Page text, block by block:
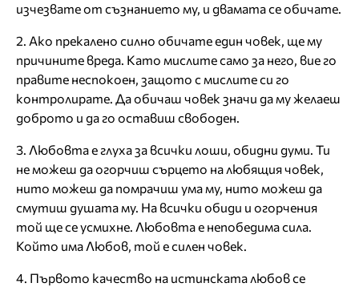
изчезвате от съзнанието му, и двамата се обичате.
2. Ако прекалено силно обичате един човек, ще му
причините вреда. Като мислите само за него, вие го
правите неспокоен, защото с мислите си го
контролирате. Да обичаш човек значи да му желаеш
доброто и да го оставиш свободен.
3. Любовта е глуха за всички лоши, обидни думи. Ти
не можеш да огорчиш сърцето на любящия човек,
нито можеш да помрачиш ума му, нито можеш да
смутиш душата му. На всички обиди и огорчения
той ще се усмихне. Любовта е непобедима сила.
Който има Любов, той е силен човек.
4. Първото качество на истинската любов се